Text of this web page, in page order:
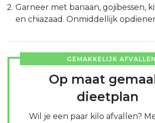
Garneer met banaan, gojibessen,
en chiazaad. Onmiddellijk
GEMAKKELIJK AFVALLEN
Op maat
dieetplan
Wil je een paar kilo afvallen?